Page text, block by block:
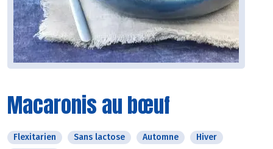
Macaronis au bœuf
Flexitarien Sans lactose Automne
Hiver